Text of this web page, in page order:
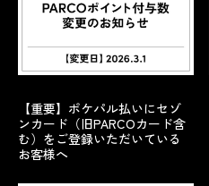
【重要】ポケパル払いにセゾ
ンカード（旧PARCOカード含
む）をご登録いただいている
お客様へ